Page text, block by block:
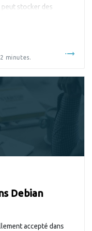
stocker des
2 minutes.
Debian
accepté dans